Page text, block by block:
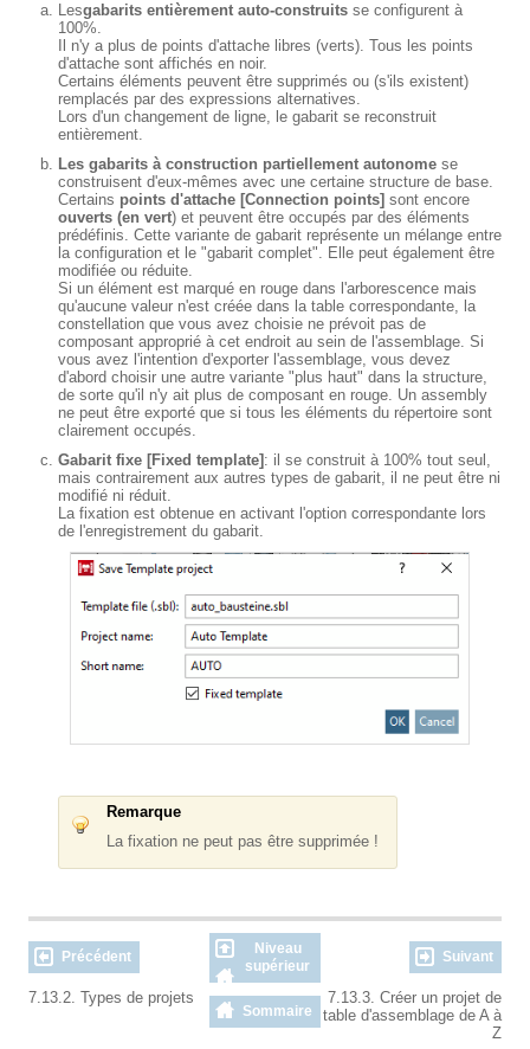
Lesgabarits entièrement auto-construits se configurent à
100%.
Il n'y a plus de points d'attache libres (verts). Tous les points
d'attache sont affichés en noir.
Certains éléments peuvent être supprimés ou (s'ils existent)
remplacés par des expressions alternatives.
Lors d'un changement de ligne, le gabarit se reconstruit
entièrement.
Les gabarits à construction partiellement autonome se
construisent d'eux-mêmes avec une certaine structure de base.
Certains points d'attache [Connection points] sont encore
ouverts (en vert) et peuvent être occupés par des éléments
prédéfinis. Cette variante de gabarit représente un mélange entre
la configuration et le "gabarit complet". Elle peut également être
modifiée ou réduite.
Si un élément est marqué en rouge dans l'arborescence mais
qu'aucune valeur n'est créée dans la table correspondante, la
constellation que vous avez choisie ne prévoit pas de
composant approprié à cet endroit au sein de l'assemblage. Si
vous avez l'intention d'exporter l'assemblage, vous devez
d'abord choisir une autre variante "plus haut" dans la structure,
de sorte qu'il n'y ait plus de composant en rouge. Un assembly
ne peut être exporté que si tous les éléments du répertoire sont
clairement occupés.
Gabarit fixe [Fixed template] : il se construit à 100% tout seul,
mais contrairement aux autres types de gabarit, il ne peut être ni
modifié ni réduit.
La fixation est obtenue en activant l'option correspondante lors
de l'enregistrement du gabarit.
Remarque
La fixation ne peut pas être supprimée !
Précédent
Niveau
supérieur
Suivant
7.13.2. Types de projets
Sommaire
7.13.3. Créer un projet de
table d'assemblage de A à
Z